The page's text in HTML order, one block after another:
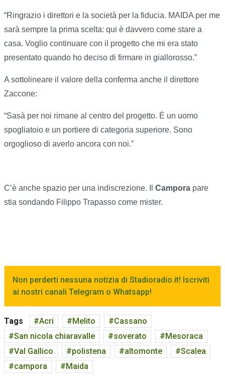
“Ringrazio i direttori e la società per la fiducia. MAIDA per me
sarà sempre la prima scelta: qui è davvero come stare a
casa. Voglio continuare con il progetto che mi era stato
presentato quando ho deciso di firmare in giallorosso.”
A sottolineare il valore della conferma anche il direttore
Zaccone:
“Sasà per noi rimane al centro del progetto. È un uomo
spogliatoio e un portiere di categoria superiore. Sono
orgoglioso di averlo ancora con noi.”
C’è anche spazio per una indiscrezione. Il Campora pare
stia sondando Filippo Trapasso come mister.
Non perderti nessuna notizia di Stadioradio.it! Iscriviti
ai nostri canali Telegram o Whatsapp!
Tags Acri Melito
Cassano
San nicola chiaravalle
soverato
Mesoraca
Val Gallico
polistena altomonte
Scalea
campora
Maida